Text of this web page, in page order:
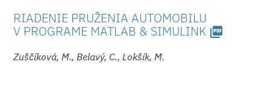
RIADENIE PRUŽENIA AUTOMOBILU
V PROGRAME MATLAB & SIMULINK picture_as_pdf
Zuščíková, M., Belavý, C., Lokšík, M.